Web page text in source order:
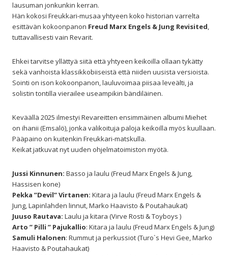
lausuman jonkunkin kerran.
Hän kokosi Freukkari-musaa yhtyeen koko historian varrelta
esittävän kokoonpanon Freud Marx Engels & Jung Revisited,
tuttavallisesti vain Revarit.
Ehkei tarvitse yllättyä siitä että yhtyeen keikoilla ollaan tykätty
sekä vanhoista klassikkobiiseistä että niiden uusista versioista.
Sointi on ison kokoonpanon, lauluvoimaa piisaa leveälti, ja
solistin tontilla vierailee useampikin bändiläinen.
Keväällä 2025 ilmestyi Revareitten ensimmäinen albumi Miehet
on ihanii (Emsalö), jonka valikoituja paloja keikoilla myös kuullaan.
Pääpaino on kuitenkin Freukkari-matskulla.
Keikat jatkuvat nyt uuden ohjelmatoimiston myötä.
Jussi Kinnunen: Basso ja laulu (Freud Marx Engels & Jung,
Hassisen kone)
Pekka ”Devil” Virtanen: Kitara ja laulu (Freud Marx Engels &
Jung, Lapinlahden linnut, Marko Haavisto & Poutahaukat)
Juuso Rautava: Laulu ja kitara (Virve Rosti & Toyboys )
Arto ” Pilli ” Pajukallio: Kitara ja laulu (Freud Marx Engels & Jung)
Samuli Halonen: Rummut ja perkussiot (Turo`s Hevi Gee, Marko
Haavisto & Poutahaukat)